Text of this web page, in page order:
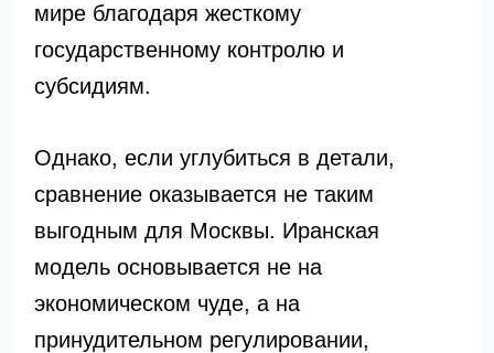
мире благодаря жесткому
государственному контролю и
субсидиям.
Однако, если углубиться в детали,
сравнение оказывается не таким
выгодным для Москвы. Иранская
модель основывается не на
экономическом чуде, а на
принудительном регулировании,